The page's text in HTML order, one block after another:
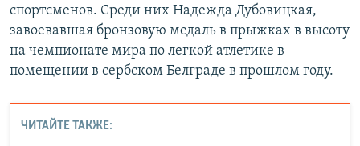
спортсменов. Среди них Надежда Дубовицкая,
завоевавшая бронзовую медаль в прыжках в высоту
на чемпионате мира по легкой атлетике в
помещении в сербском Белграде в прошлом году.
ЧИТАЙТЕ ТАКЖЕ: